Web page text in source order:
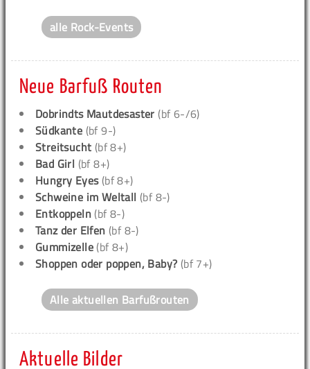
alle Rock-Events
Neue Barfuß Routen
Dobrindts Mautdesaster (bf 6-/6)
Südkante (bf 9-)
Streitsucht (bf 8+)
Bad Girl (bf 8+)
Hungry Eyes(bf 8+)
Schweine im Weltall (bf 8-)
Entkoppeln (bf 8-)
Tanz der Elfen (bf 8-)
Gummizelle (bf 8+)
Shoppen oder poppen, Baby? (bf 7+)
Alle aktuellen Barfußrouten
Aktuelle Bilder